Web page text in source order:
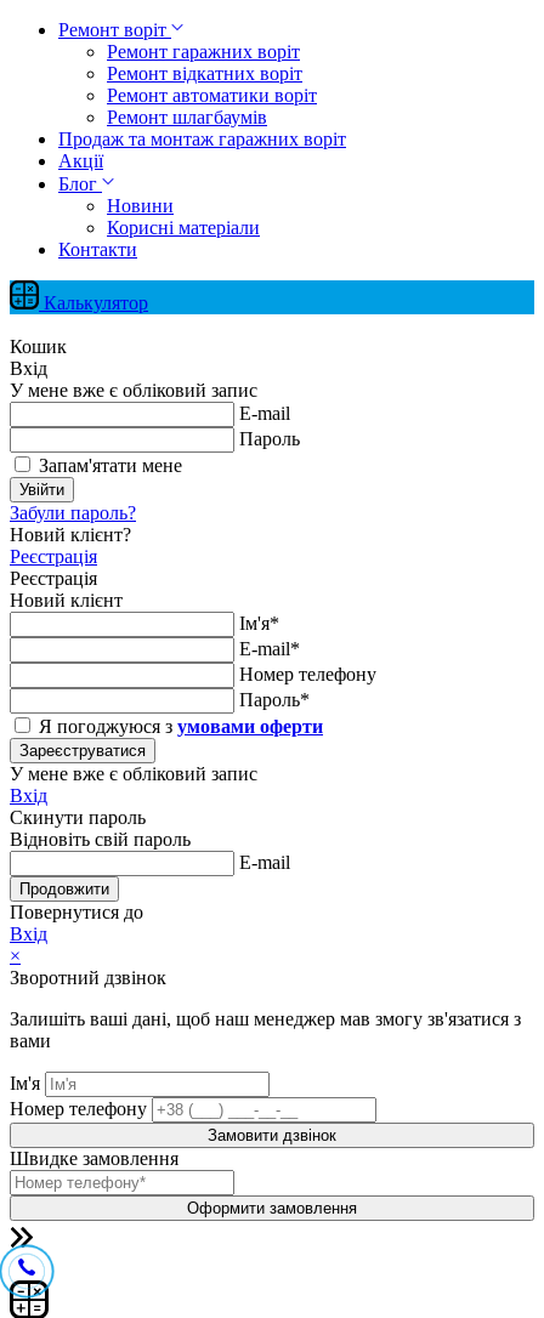
Ремонт воріт
Ремонт гаражних воріт
Ремонт відкатних воріт
Ремонт автоматики воріт
Ремонт шлагбаумів
Продаж та монтаж гаражних воріт
Акції
Блог
Новини
Корисні матеріали
Контакти
Калькулятор
Кошик
Вхід
У мене вже є обліковий запис
E-mail
Пароль
Запам'ятати мене
Увійти
Забули пароль?
Новий клієнт?
Реєстрація
Реєстрація
Новий клієнт
Ім'я*
E-mail*
Номер телефону
Пароль*
Я погоджуюся з умовами оферти
Зареєструватися
У мене вже є обліковий запис
Вхід
Скинути пароль
Відновіть свій пароль
E-mail
Продовжити
Повернутися до
Вхід
×
Зворотний дзвінок
Залишіть ваші дані, щоб наш менеджер мав змогу зв'язатися з
вами
Ім'я
Номер телефону
Замовити дзвінок
Швидке замовлення
Оформити замовлення